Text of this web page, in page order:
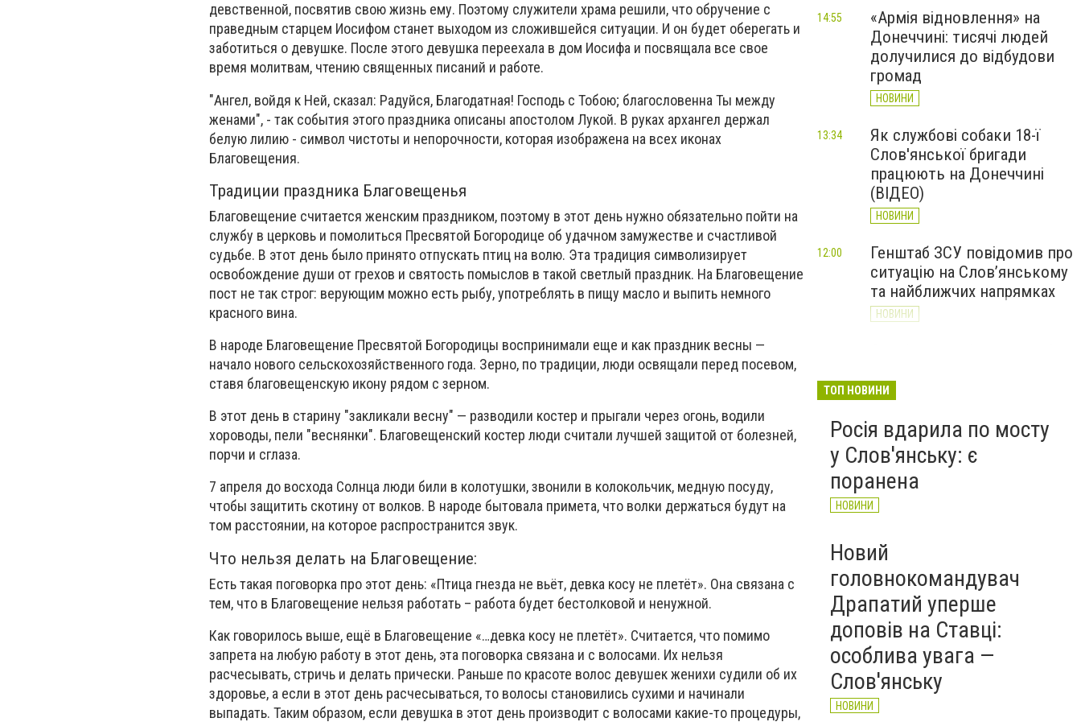
девственной, посвятив свою жизнь ему. Поэтому служители храма решили, что обручение с
праведным старцем Иосифом станет выходом из сложившейся ситуации. И он будет оберегать и
заботиться о девушке. После этого девушка переехала в дом Иосифа и посвящала все свое
время молитвам, чтению священных писаний и работе.
"Ангел, войдя к Ней, сказал: Радуйся, Благодатная! Господь с Тобою; благословенна Ты между
женами", - так события этого праздника описаны апостолом Лукой. В руках архангел держал
белую лилию - символ чистоты и непорочности, которая изображена на всех иконах
Благовещения.
Традиции праздника Благовещенья
Благовещение считается женским праздником, поэтому в этот день нужно обязательно пойти на
службу в церковь и помолиться Пресвятой Богородице об удачном замужестве и счастливой
судьбе. В этот день было принято отпускать птиц на волю. Эта традиция символизирует
освобождение души от грехов и святость помыслов в такой светлый праздник. На Благовещение
пост не так строг: верующим можно есть рыбу, употреблять в пищу масло и выпить немного
красного вина.
В народе Благовещение Пресвятой Богородицы воспринимали еще и как праздник весны —
начало нового сельскохозяйственного года. Зерно, по традиции, люди освящали перед посевом,
ставя благовещенскую икону рядом с зерном.
В этот день в старину "закликали весну" — разводили костер и прыгали через огонь, водили
хороводы, пели "веснянки". Благовещенский костер люди считали лучшей защитой от болезней,
порчи и сглаза.
7 апреля до восхода Солнца люди били в колотушки, звонили в колокольчик, медную посуду,
чтобы защитить скотину от волков. В народе бытовала примета, что волки держаться будут на
том расстоянии, на которое распространится звук.
Что нельзя делать на Благовещение:
Есть такая поговорка про этот день: «Птица гнезда не вьёт, девка косу не плетёт». Она связана с
тем, что в Благовещение нельзя работать – работа будет бестолковой и ненужной.
Как говорилось выше, ещё в Благовещение «…девка косу не плетёт». Считается, что помимо
запрета на любую работу в этот день, эта поговорка связана и с волосами. Их нельзя
расчесывать, стричь и делать прически. Раньше по красоте волос девушек женихи судили об их
здоровье, а если в этот день расчесываться, то волосы становились сухими и начинали
выпадать. Таким образом, если девушка в этот день производит с волосами какие-то процедуры,
«Армія відновлення» на
Донеччині: тисячі людей
долучилися до відбудови
громад
НОВИНИ
14:55
Як службові собаки 18-ї
Слов'янської бригади
працюють на Донеччині
(ВІДЕО)
НОВИНИ
13:34
Генштаб ЗСУ повідомив про
ситуацію на Слов’янському
та найближчих напрямках
НОВИНИ
12:00
великої війни: 7 серпня
ТОП НОВИНИ
Росія вдарила по мосту
у Слов'янську: є
поранена
НОВИНИ
Новий
головнокомандувач
Драпатий уперше
доповів на Ставці:
особлива увага —
Слов'янську
НОВИНИ